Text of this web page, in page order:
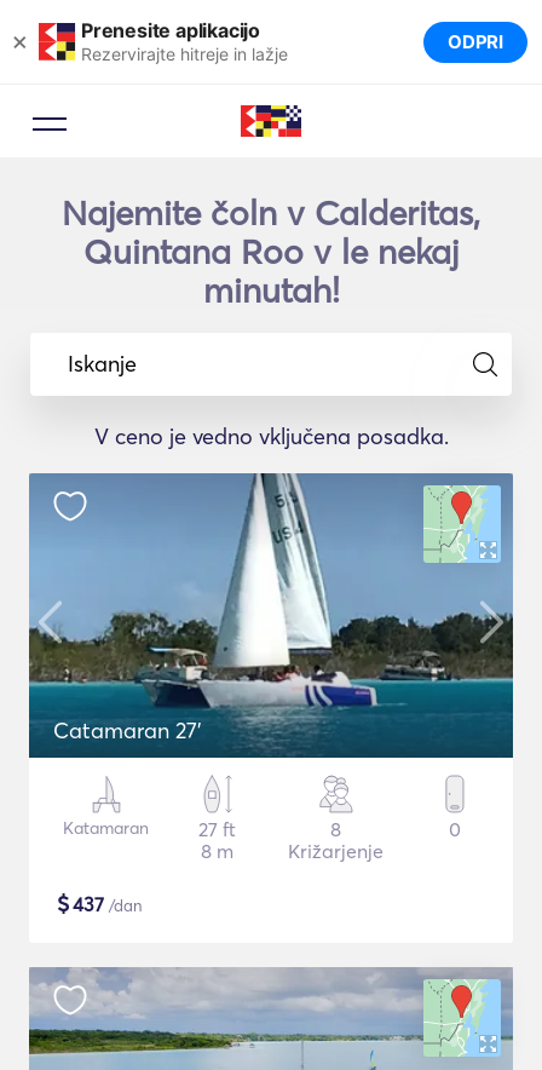
× Prenesite aplikacijo
Rezervirajte hitreje in lažje ODPRI
Najemite čoln v Calderitas,
Quintana Roo v le nekaj
minutah!
Iskanje
V ceno je vedno vključena posadka.
Catamaran 27'
Katamaran
27 ft
8 m
8
Križarjenje
0
$437 /dan